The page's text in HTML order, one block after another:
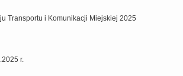
Transportu i Komunikacji Miejskiej 2025
r.